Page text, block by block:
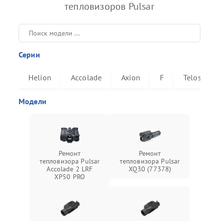
тепловизоров Pulsar
Серии
Helion Accolade Axion F Telos
Модели
Ремонт
тепловизора Pulsar
Accolade 2 LRF
XP50 PRO
Ремонт
тепловизора Pulsar
XQ30 (77378)